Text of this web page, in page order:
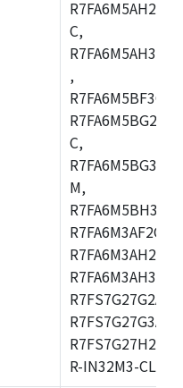
C,
,
C,
M,
R-IN32M3-CL,R-